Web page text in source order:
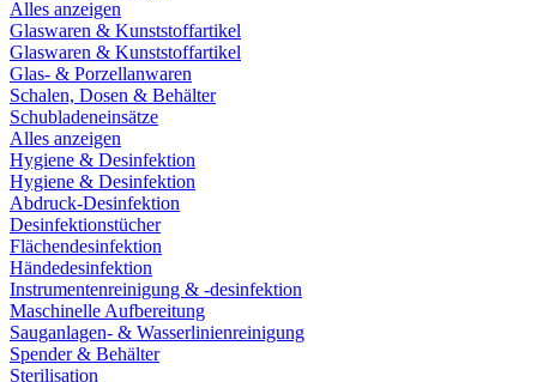
Alles anzeigen
Glaswaren & Kunststoffartikel
Glaswaren & Kunststoffartikel
Glas- & Porzellanwaren
Schalen, Dosen & Behälter
Schubladeneinsätze
Alles anzeigen
Hygiene & Desinfektion
Hygiene & Desinfektion
Abdruck-Desinfektion
Desinfektionstücher
Flächendesinfektion
Händedesinfektion
Instrumentenreinigung & -desinfektion
Maschinelle Aufbereitung
Sauganlagen- & Wasserlinienreinigung
Spender & Behälter
Sterilisation